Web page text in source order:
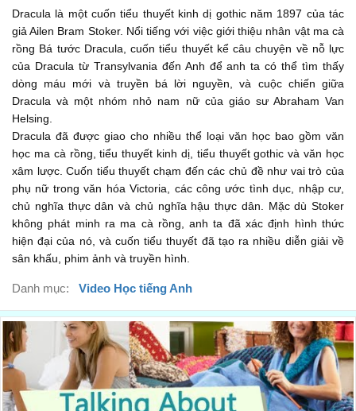
Transylvania a
...
00:46
country in Eastern Europe the letter was from a rich man
called Count Dracula he
...
wanted to buy a house near London the count asked me to
find him an old house
...
with a large garden the price of the house was not important
I found him a
large old house to the east of London I wrote to the count
...
01:10
it there were many papers which he had to
...
01:15
sign to my surprise Count Dracula invited me to visit him in
Dracula là một cuốn tiểu thuyết kinh dị gothic năm 1897 của tác
giả Ailen Bram Stoker. Nổi tiếng với việc giới thiệu nhân vật ma cà
rồng Bá tước Dracula, cuốn tiểu thuyết kể câu chuyện về nỗ lực
của Dracula từ Transylvania đến Anh để anh ta có thể tìm thấy
dòng máu mới và truyền bá lời nguyền, và cuộc chiến giữa
Dracula và một nhóm nhỏ nam nữ của giáo sư Abraham Van
Helsing.
Dracula đã được giao cho nhiều thể loại văn học bao gồm văn
học ma cà rồng, tiểu thuyết kinh dị, tiểu thuyết gothic và văn học
xâm lược. Cuốn tiểu thuyết chạm đến các chủ đề như vai trò của
phụ nữ trong văn hóa Victoria, các công ước tình dục, nhập cư,
chủ nghĩa thực dân và chủ nghĩa hậu thực dân. Mặc dù Stoker
không phát minh ra ma cà rồng, anh ta đã xác định hình thức
hiện đại của nó, và cuốn tiểu thuyết đã tạo ra nhiều diễn giải về
sân khấu, phim ảnh và truyền hình.
Danh mục: Video Học tiếng Anh